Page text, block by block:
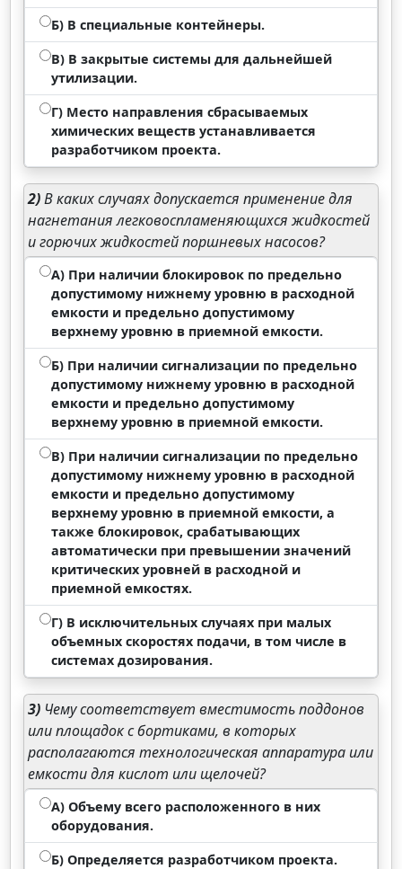
Б) В специальные контейнеры.
В) В закрытые системы для дальнейшей
утилизации.
Г) Место направления сбрасываемых
химических веществ устанавливается
разработчиком проекта.
2)В каких случаях допускается применение для
нагнетания легковоспламеняющихся жидкостей
и горючих жидкостей поршневых насосов?
А) При наличии блокировок по предельно
допустимому нижнему уровню в расходной
емкости и предельно допустимому
верхнему уровню в приемной емкости.
Б) При наличии сигнализации по предельно
допустимому нижнему уровню в расходной
емкости и предельно допустимому
верхнему уровню в приемной емкости.
В) При наличии сигнализации по предельно
допустимому нижнему уровню в расходной
емкости и предельно допустимому
верхнему уровню в приемной емкости, а
также блокировок, срабатывающих
автоматически при превышении значений
критических уровней в расходной и
приемной емкостях.
Г) В исключительных случаях при малых
объемных скоростях подачи, в том числе в
системах дозирования.
3) Чему соответствует вместимость поддонов
или площадок с бортиками, в которых
располагаются технологическая аппаратура или
емкости для кислот или щелочей?
А) Объему всего расположенного в них
оборудования.
Б) Определяется разработчиком проекта.